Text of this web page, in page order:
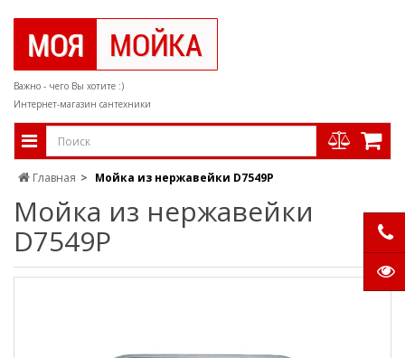
Важно - чего Вы хотите :)
Интернет-магазин сантехники
Главная Мойка из нержавейки D7549P
Мойка из нержавейки
D7549P